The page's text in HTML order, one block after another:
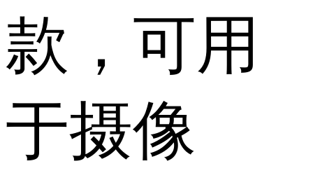
款，可用
于摄像